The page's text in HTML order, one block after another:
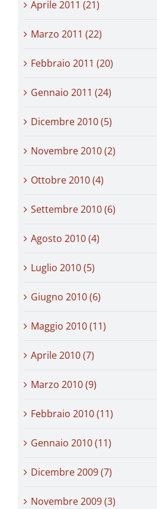
Aprile 2011 (21)
Marzo 2011 (22)
Febbraio 2011 (20)
Gennaio 2011 (24)
Dicembre 2010 (5)
Novembre 2010 (2)
Ottobre 2010 (4)
Settembre 2010 (6)
Agosto 2010 (4)
Luglio 2010 (5)
Giugno 2010 (6)
Maggio 2010 (11)
Aprile 2010 (7)
Marzo 2010 (9)
Febbraio 2010 (11)
Gennaio 2010 (11)
Dicembre 2009 (7)
Novembre 2009 (3)